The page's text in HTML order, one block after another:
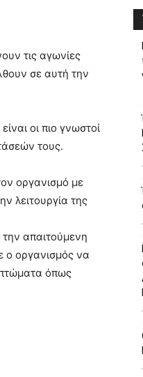
τις αγωνίες
σε αυτή την
οι πιο γνωστοί
τους.
οργανισμό με
λειτουργία της
απαιτούμενη
ο οργανισμός να
όπως